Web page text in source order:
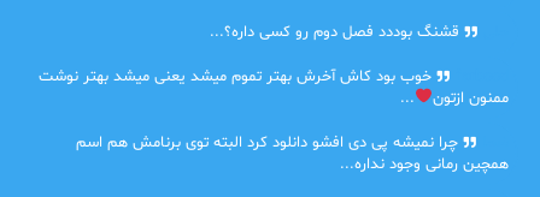
قشنگ بوددد فصل دوم رو کسی داره؟...
خوب بود کاش آخرش بهتر تموم میشد یعنی میشد بهتر نوشت
ممنون ازتون
...
چرا نمیشه پی دی افشو دانلود کرد البته توی برنامش هم اسم
همچین رمانی وجود نداره...